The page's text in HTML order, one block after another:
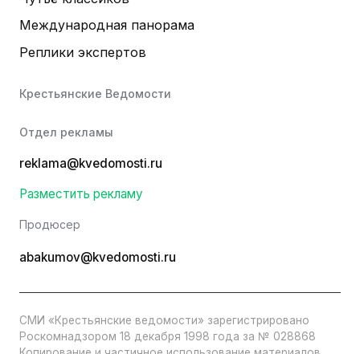
Международная панорама
Реплики экспертов
Крестьянские Ведомости
Отдел рекламы
reklama@kvedomosti.ru
Разместить рекламу
Продюсер
abakumov@kvedomosti.ru
СМИ «Крестьянские ведомости» зарегистрировано
Роскомнадзором 18 декабря 1998 года за № 028868